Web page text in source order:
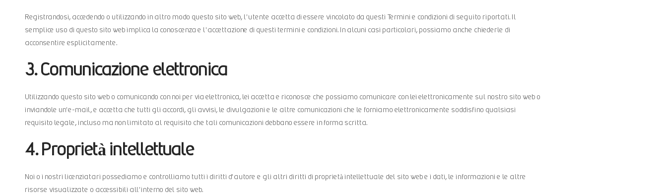
Registrandosi, accedendo o utilizzando in altro modo questo sito web, l'utente accetta di essere vincolato da questi Termini e condizioni di seguito riportati. Il
semplice uso di questo sito web implica la conoscenza e l'accettazione di questi termini e condizioni. In alcuni casi particolari, possiamo anche chiederle di
acconsentire esplicitamente.
3. Comunicazione elettronica
Utilizzando questo sito web o comunicando con noi per via elettronica, lei accetta e riconosce che possiamo comunicare con lei elettronicamente sul nostro sito web o
inviandole un'e-mail, e accetta che tutti gli accordi, gli avvisi, le divulgazioni e le altre comunicazioni che le forniamo elettronicamente soddisfino qualsiasi
requisito legale, incluso ma non limitato al requisito che tali comunicazioni debbano essere in forma scritta.
4. Proprietà intellettuale
Noi o i nostri licenziatari possediamo e controlliamo tutti i diritti d'autore e gli altri diritti di proprietà intellettuale del sito web e i dati, le informazioni e le altre
risorse visualizzate o accessibili all'interno del sito web.